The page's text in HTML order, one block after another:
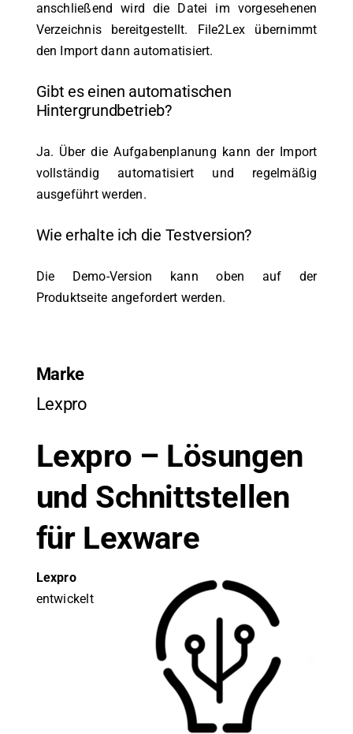
anschließend wird die Datei im vorgesehenen
Verzeichnis bereitgestellt. File2Lex übernimmt
den Import dann automatisiert.
Gibt es einen automatischen
Hintergrundbetrieb?
Ja. Über die Aufgabenplanung kann der Import
vollständig automatisiert und regelmäßig
ausgeführt werden.
Wie erhalte ich die Testversion?
Die Demo-Version kann oben auf der
Produktseite angefordert werden.
Marke
Lexpro
Lexpro – Lösungen
und Schnittstellen
für Lexware
Lexpro
entwickelt